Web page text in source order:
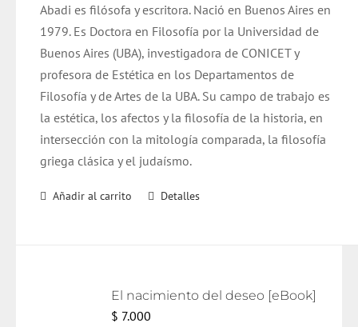
Abadi es filósofa y escritora. Nació en Buenos Aires en
1979. Es Doctora en Filosofía por la Universidad de
Buenos Aires (UBA), investigadora de CONICET y
profesora de Estética en los Departamentos de
Filosofía y de Artes de la UBA. Su campo de trabajo es
la estética, los afectos y la filosofía de la historia, en
intersección con la mitología comparada, la filosofía
griega clásica y el judaísmo.
Añadir al carrito Detalles
El nacimiento del deseo [eBook]
$ 7.000